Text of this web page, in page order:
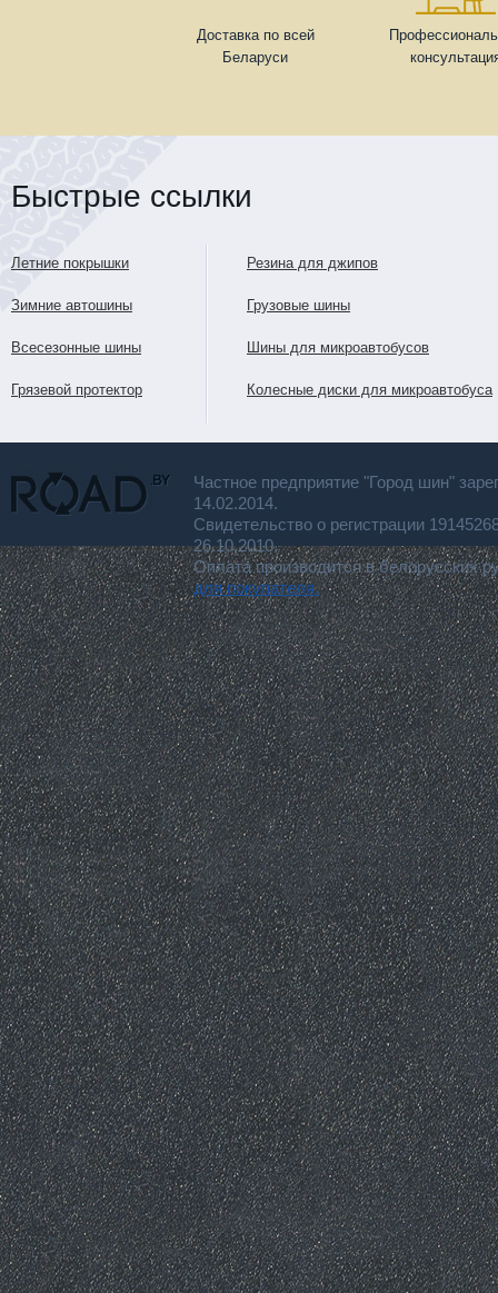
Доставка по всей
Беларуси
Быстрые ссылки
Летние покрышки
Зимние автошины
Всесезонные шины
Грязевой протектор
Резина для джипов
Грузовые шины
Шины для микроавтобусов
Колесные диски для микроавтобуса
Частное предприятие "Город шин"
14.02.2014.
Свидетельство о регистрации
26.10.2010.
Оплата производится в белорусских
для покупателя.